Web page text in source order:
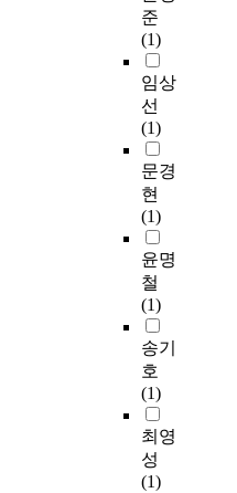
준
(1)
임상
선
(1)
문경
현
(1)
윤명
철
(1)
송기
호
(1)
최영
성
(1)